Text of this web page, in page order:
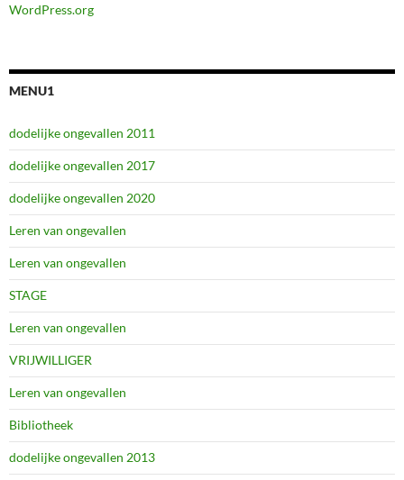
WordPress.org
MENU1
dodelijke ongevallen 2011
dodelijke ongevallen 2017
dodelijke ongevallen 2020
Leren van ongevallen
Leren van ongevallen
STAGE
Leren van ongevallen
VRIJWILLIGER
Leren van ongevallen
Bibliotheek
dodelijke ongevallen 2013